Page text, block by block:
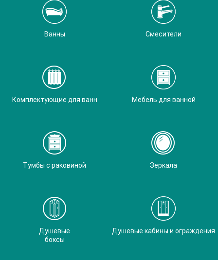
Ванны Смесители
Комплектующие для ванн Мебель для ванной
Тумбы с раковиной Зеркала
Душевые
боксы
Душевые кабины и ограждения